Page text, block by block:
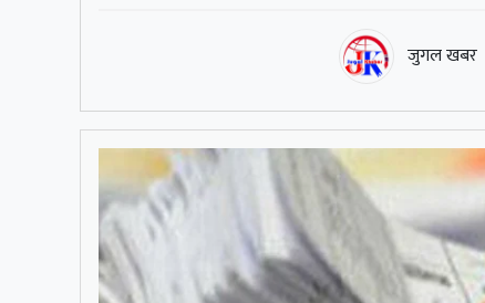
जुगल खबर